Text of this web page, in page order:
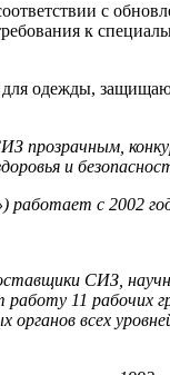
с
к
для одежды,
прозрачным,
и
работает с 2002
СИЗ,
11 рабочих
всех